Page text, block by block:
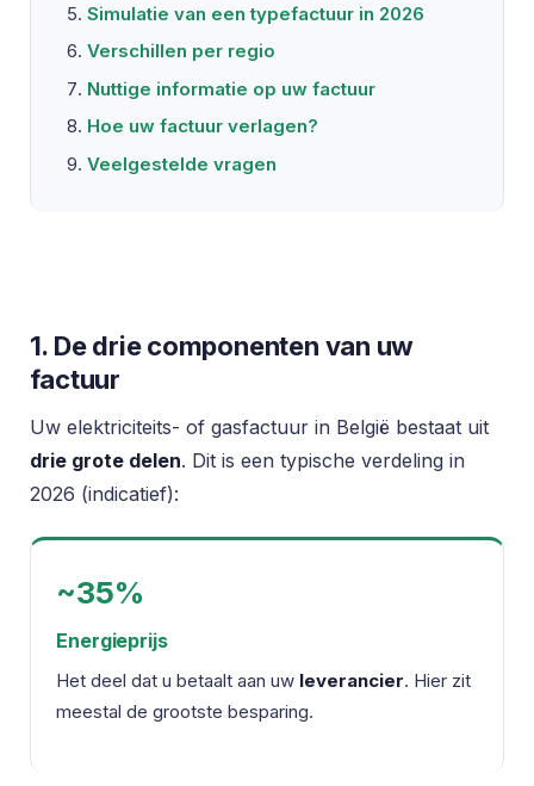
Simulatie van een typefactuur in 2026
Verschillen per regio
Nuttige informatie op uw factuur
Hoe uw factuur verlagen?
Veelgestelde vragen
1. De drie componenten van uw
factuur
Uw elektriciteits- of gasfactuur in België bestaat uit
drie grote delen. Dit is een typische verdeling in
2026 (indicatief):
~35%
Energieprijs
Het deel dat u betaalt aan uw leverancier. Hier zit
meestal de grootste besparing.